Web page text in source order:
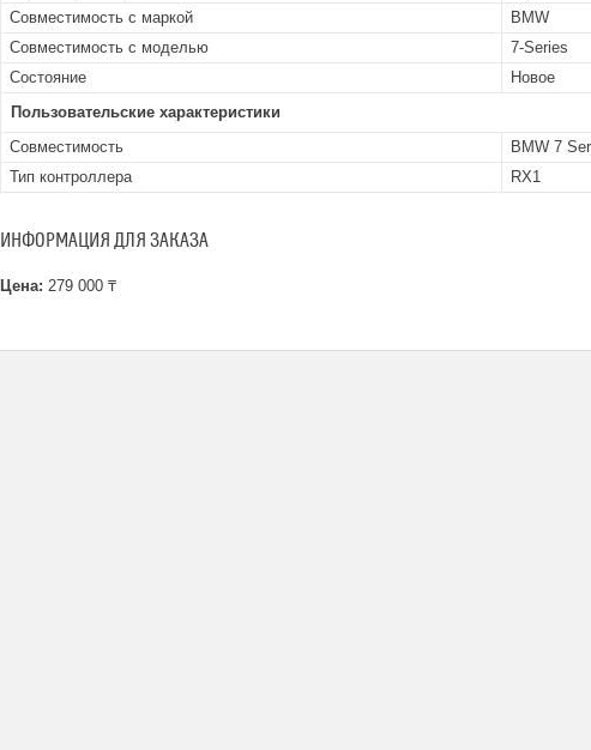
Совместимость с маркой
BMW
Совместимость с моделью
7-Series
Состояние
Новое
Пользовательские характеристики
Совместимость
BMW 7
Тип контроллера
RX1
ИНФОРМАЦИЯ ДЛЯ ЗАКАЗА
Цена: 279 000 ₸